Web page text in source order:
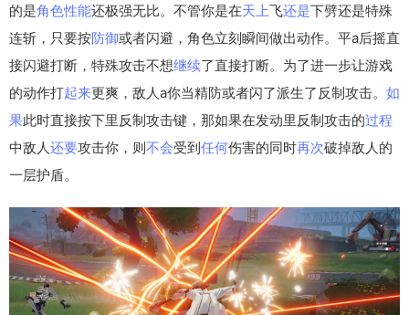
的是角色性能还极强无比。不管你是在天上飞还是下劈还是特殊
连斩，只要按防御或者闪避，角色立刻瞬间做出动作。平a后摇直
接闪避打断，特殊攻击不想继续了直接打断。为了进一步让游戏
的动作打起来更爽，敌人a你当精防或者闪了派生了反制攻击。 如
果此时直接按下里反制攻击键，那如果在发动里反制攻击的过程
中敌人还要攻击你，则不会受到任何伤害的同时再次破掉敌人的
一层护盾。